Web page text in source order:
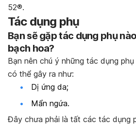
52®.
Tác dụng phụ
Bạn sẽ gặp tác dụng phụ
bạch hoa?
Bạn nên chú ý những tác dụng
có thể gây ra như:
Dị ứng da;
Mẩn ngứa.
Đây chưa phải là tất các tác dụng